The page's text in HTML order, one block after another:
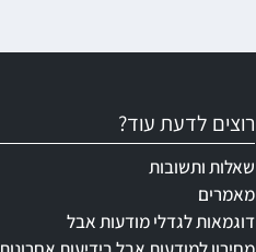
רוצים לדעת עוד?
שאלות ותשובות
מאמרים
דוגמאות לגדלי מודעות אבל